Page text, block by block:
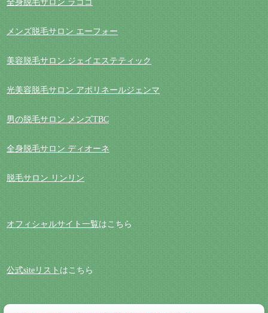
全身脱毛サロン ラココ
メンズ脱毛サロン エーフォー
美容脱毛サロン ジェイエステティック
光美容脱毛サロン アポリネールジェンマ
男の脱毛サロン メンズTBC
全身脱毛サロン ディオーネ
脱毛サロン リンリン
オフィシャルサイト一覧はこちら
公式siteリスト はこちら